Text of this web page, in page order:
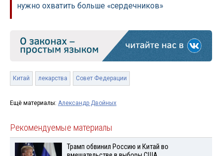
нужно охватить больше «сердечников»
Китай лекарства Совет Федерации
Ещё материалы: Александр Двойных
Рекомендуемые материалы
Трамп обвинил Россию и Китай во